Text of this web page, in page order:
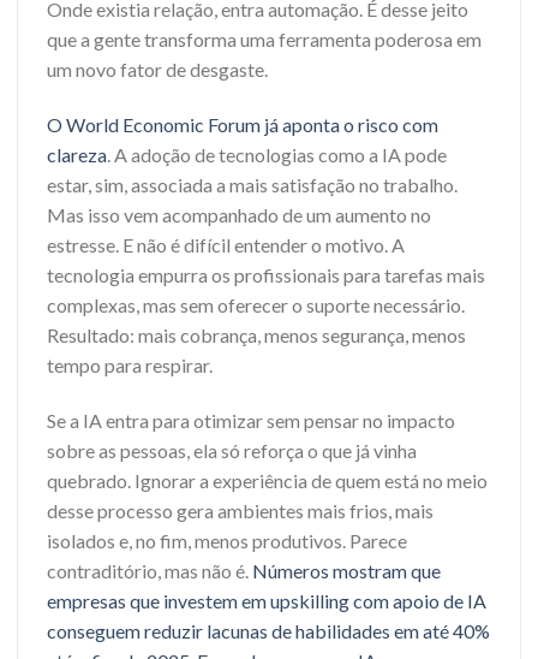
Onde existia relação, entra automação. É desse jeito
que a gente transforma uma ferramenta poderosa em
um novo fator de desgaste.
O World Economic Forum já aponta o risco com
clareza . A adoção de tecnologias como a IA pode
estar, sim, associada a mais satisfação no trabalho.
Mas isso vem acompanhado de um aumento no
estresse. E não é difícil entender o motivo. A
tecnologia empurra os profissionais para tarefas mais
complexas, mas sem oferecer o suporte necessário.
Resultado: mais cobrança, menos segurança, menos
tempo para respirar.
Se a IA entra para otimizar sem pensar no impacto
sobre as pessoas, ela só reforça o que já vinha
quebrado. Ignorar a experiência de quem está no meio
desse processo gera ambientes mais frios, mais
isolados e, no fim, menos produtivos. Parece
contraditório, mas não é. Números mostram que
empresas que investem em upskilling com apoio de IA
conseguem reduzir lacunas de habilidades em até 40%